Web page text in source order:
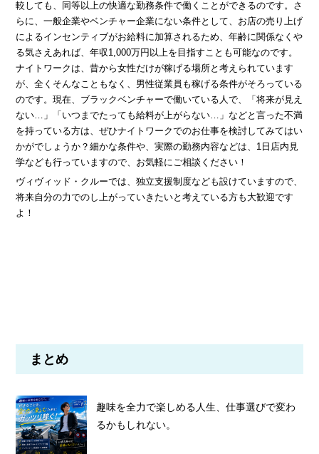
較しても、同等以上の快適な勤務条件で働くことができるのです。さ
らに、一般企業やベンチャー企業にない条件として、お店の売り上げ
によるインセンティブがお給料に加算されるため、年齢に関係なくや
る気さえあれば、年収1,000万円以上を目指すことも可能なのです。
ナイトワークは、昔から女性だけが稼げる場所と考えられています
が、全くそんなこともなく、男性従業員も稼げる条件がそろっている
のです。現在、ブラックベンチャーで働いている人で、「将来が見え
ない…」「いつまでたっても給料が上がらない…」などと言った不満
を持っている方は、ぜひナイトワークでのお仕事を検討してみてはい
かがでしょうか？細かな条件や、実際の勤務内容などは、1日店内見
学なども行っていますので、お気軽にご相談ください！
ヴィヴィッド・クルーでは、独立支援制度なども設けていますので、
将来自分の力でのし上がっていきたいと考えている方も大歓迎です
よ！
まとめ
趣味を全力で楽しめる人生、仕事選びで変わ
るかもしれない。